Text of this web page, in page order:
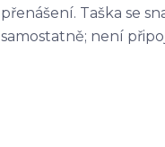
přenášení. Taška se
samostatně; není